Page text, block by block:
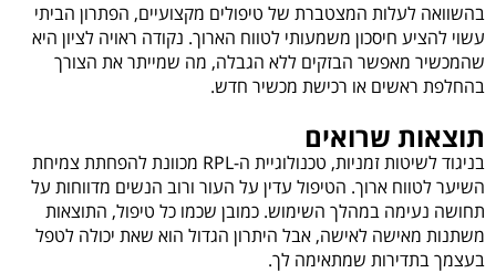
בהשוואה לעלות המצטברת של טיפולים מקצועיים, הפתרון הביתי
עשוי להציע חיסכון משמעותי לטווח הארוך. נקודה ראויה לציון היא
שהמכשיר מאפשר הבזקים ללא הגבלה, מה שמייתר את הצורך
בהחלפת ראשים או רכישת מכשיר חדש.
תוצאות שרואים
בניגוד לשיטות זמניות, טכנולוגיית ה-RPL מכוונת להפחתת צמיחת
השיער לטווח ארוך. הטיפול עדין על העור ורוב הנשים מדווחות על
תחושה נעימה במהלך השימוש. כמובן שכמו כל טיפול, התוצאות
משתנות מאישה לאישה, אבל היתרון הגדול הוא שאת יכולה לטפל
בעצמך בתדירות שמתאימה לך.